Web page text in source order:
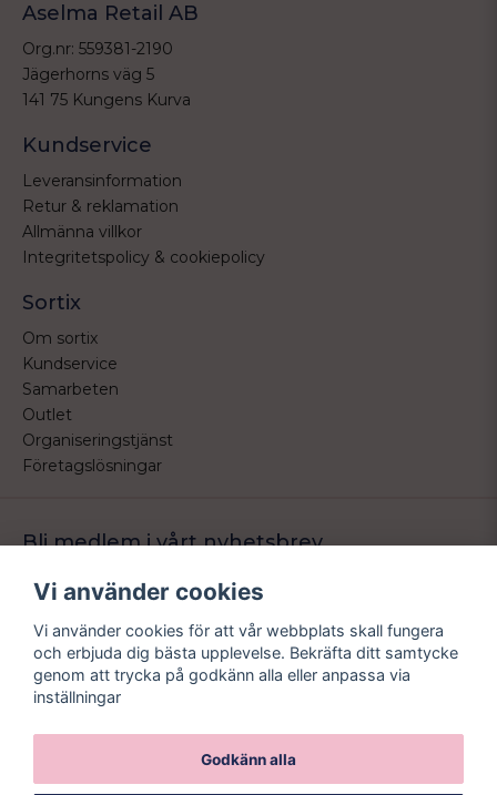
Aselma Retail AB
Org.nr: 559381-2190
Jägerhorns väg 5
141 75 Kungens Kurva
Kundservice
Leveransinformation
Retur & reklamation
Allmänna villkor
Integritetspolicy & cookiepolicy
Sortix
Om sortix
Kundservice
Samarbeten
Outlet
Organiseringstjänst
Företagslösningar
Bli medlem i vårt nyhetsbrev
email
Mejladress Skicka
erbjudande.
Vi använder cookies
Vi använder cookies för att vår webbplats skall fungera
och erbjuda dig bästa upplevelse. Bekräfta ditt samtycke
genom att trycka på godkänn alla eller anpassa via
inställningar
Godkänn alla